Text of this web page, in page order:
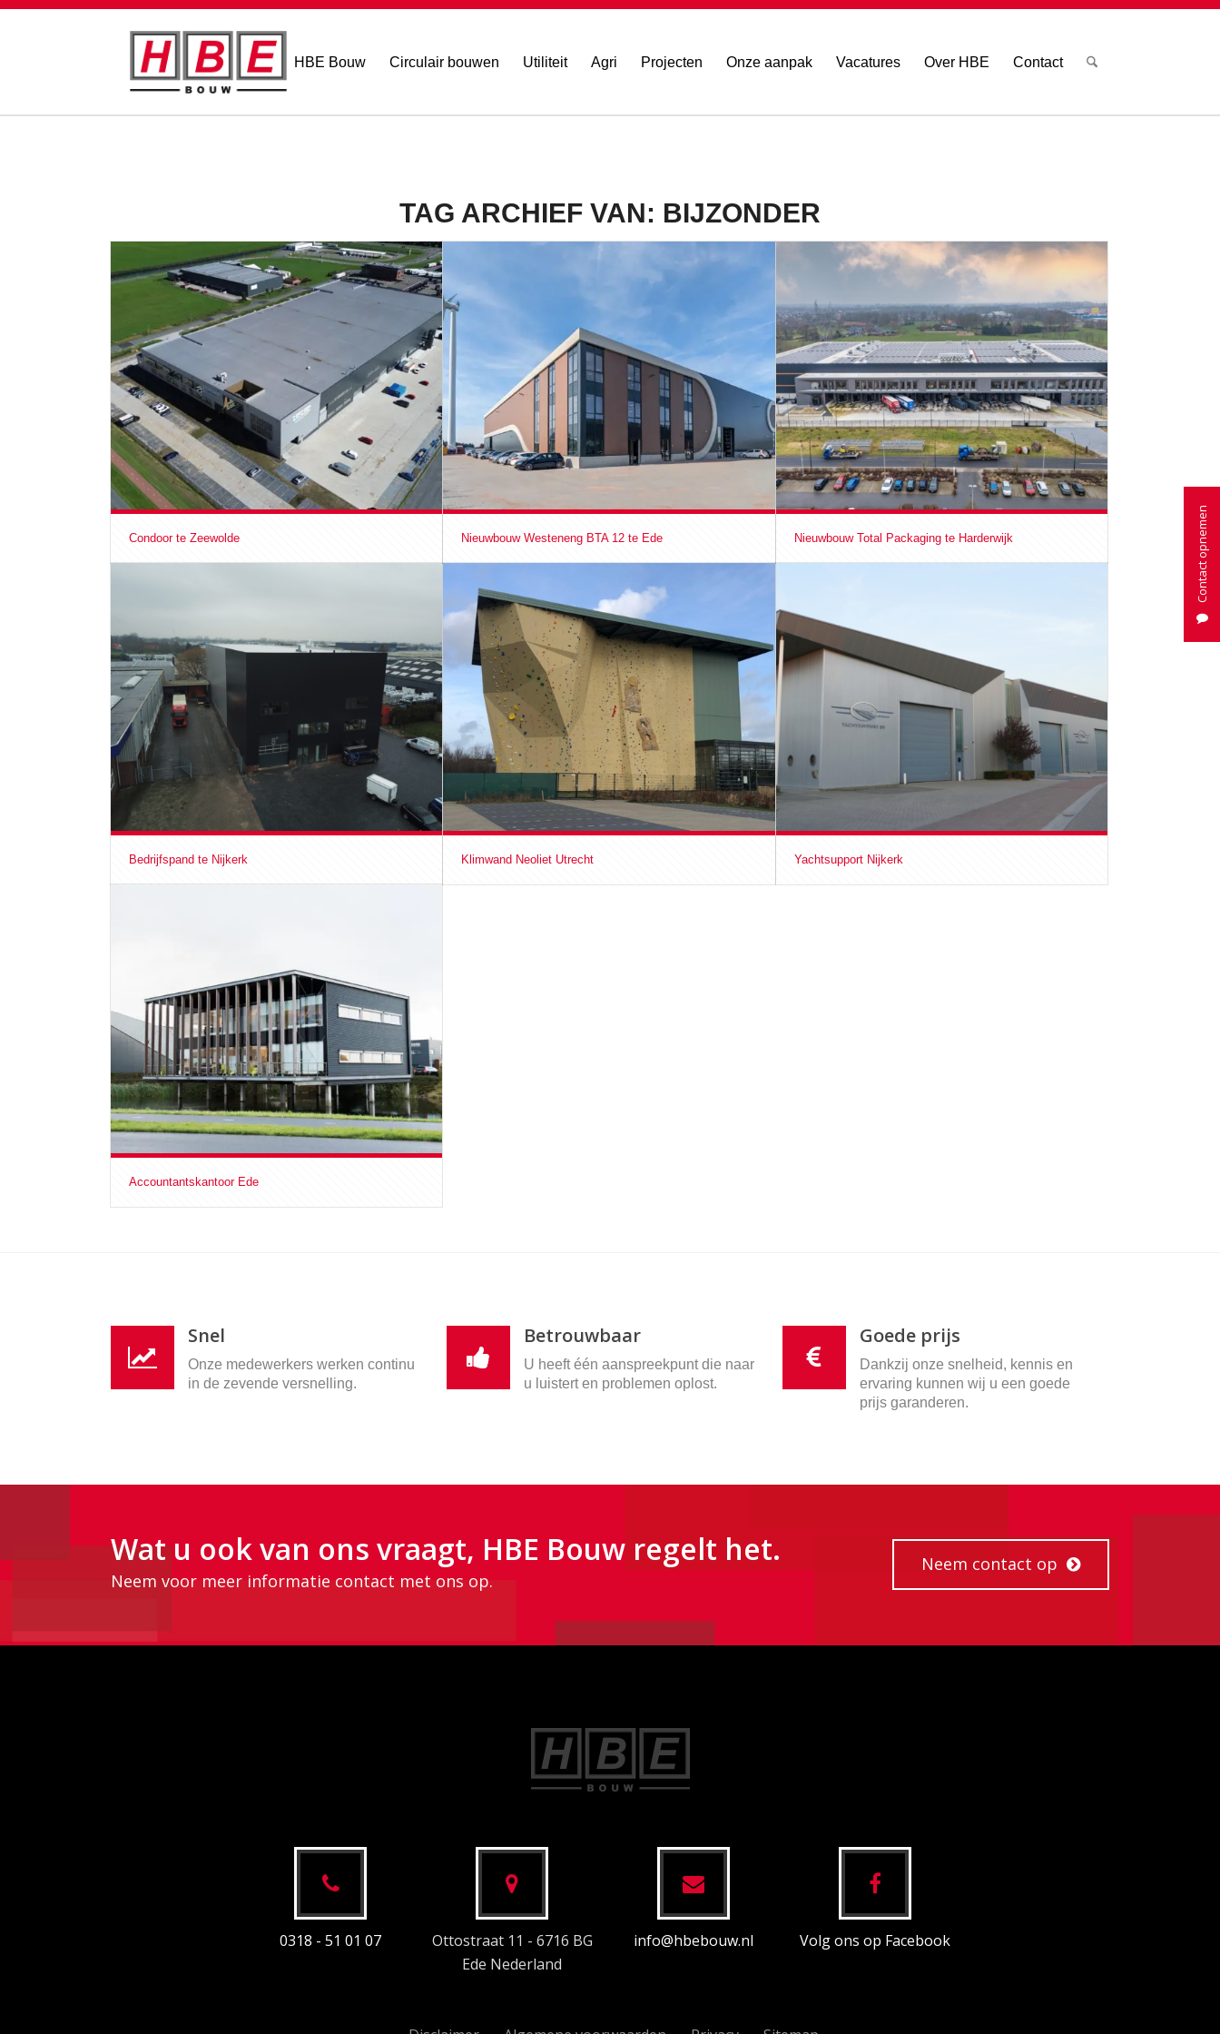
HBE Bouw Circulair bouwen Utiliteit Agri Projecten Onze aanpak Vacatures Over HBE Contact
TAG ARCHIEF VAN: BIJZONDER
Condoor te Zeewolde Nieuwbouw Westeneng BTA 12 te Ede Nieuwbouw Total Packaging te Harderwijk
Bedrijfspand te Nijkerk Klimwand Neoliet Utrecht Yachtsupport Nijkerk
Accountantskantoor Ede
Snel
Onze medewerkers werken continu
in de zevende versnelling.
Betrouwbaar
U heeft één aanspreekpunt die naar
u luistert en problemen oplost.
Goede prijs
Dankzij onze snelheid, kennis en
ervaring kunnen wij u een goede
prijs garanderen.
Wat u ook van ons vraagt, HBE Bouw regelt het.
Neem voor meer informatie contact met ons op.
Neem contact op
0318 - 51 01 07
Ottostraat 11 - 6716 BG
Ede Nederland
info@hbebouw.nl Volg ons op Facebook
Contact opnemen